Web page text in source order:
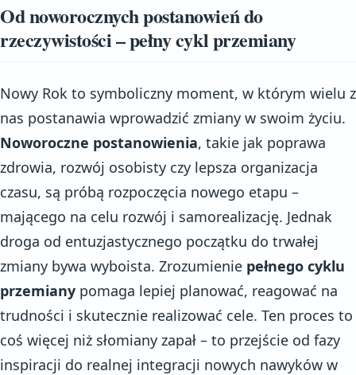
Od noworocznych postanowień do
rzeczywistości – pełny cykl przemiany
Nowy Rok to symboliczny moment, w którym wielu z
nas postanawia wprowadzić zmiany w swoim życiu.
Noworoczne postanowienia, takie jak poprawa
zdrowia, rozwój osobisty czy lepsza organizacja
czasu, są próbą rozpoczęcia nowego etapu –
mającego na celu rozwój i samorealizację. Jednak
droga od entuzjastycznego początku do trwałej
zmiany bywa wyboista. Zrozumienie pełnego cyklu
przemiany pomaga lepiej planować, reagować na
trudności i skutecznie realizować cele. Ten proces to
coś więcej niż słomiany zapał – to przejście od fazy
inspiracji do realnej integracji nowych nawyków w